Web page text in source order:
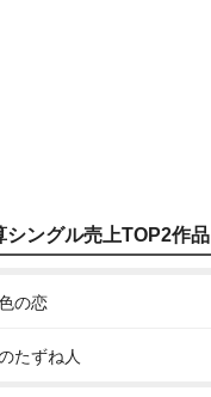
シングル売上TOP2作品
の恋
たずね人